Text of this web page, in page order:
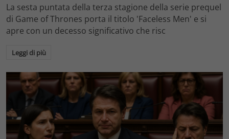
La sesta puntata della terza stagione della serie prequel
di Game of Thrones porta il titolo 'Faceless Men' e si
apre con un decesso significativo che risc
Leggi di più